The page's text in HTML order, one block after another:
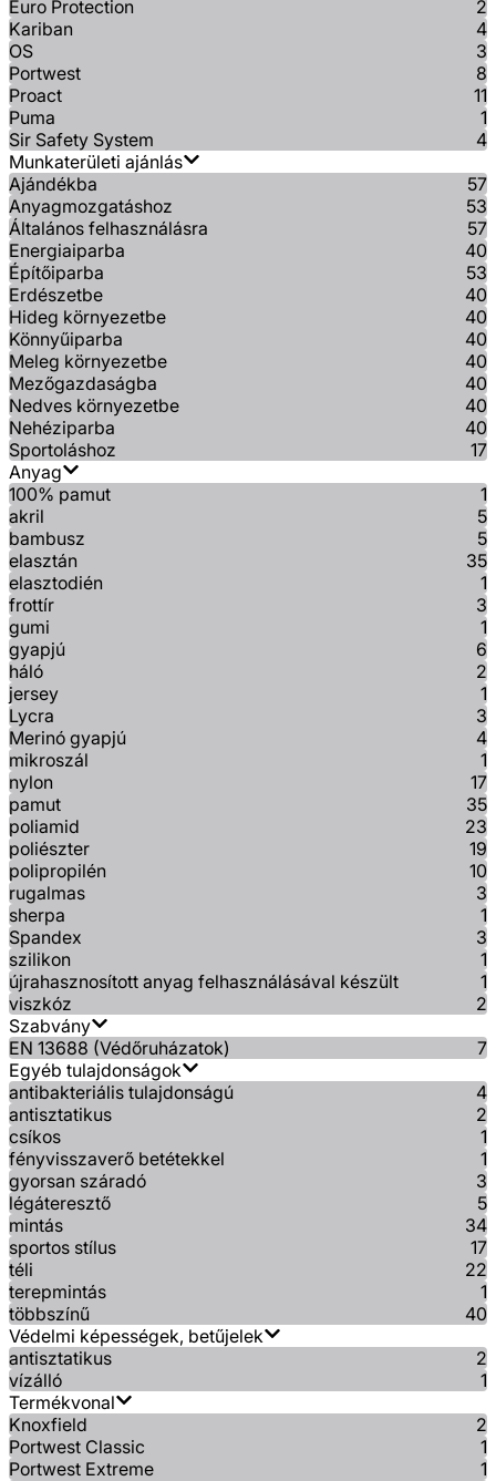
Euro Protection
2
Kariban
4
OS
3
Portwest
8
Proact
11
Puma
1
Sir Safety System
4
Munkaterületi ajánlás
Ajándékba
57
Anyagmozgatáshoz
53
Általános felhasználásra
57
Energiaiparba
40
Építőiparba
53
Erdészetbe
40
Hideg környezetbe
40
Könnyűiparba
40
Meleg környezetbe
40
Mezőgazdaságba
40
Nedves környezetbe
40
Nehéziparba
40
Sportoláshoz
17
Anyag
100% pamut
1
akril
5
bambusz
5
elasztán
35
elasztodién
1
frottír
3
gumi
1
gyapjú
6
háló
2
jersey
1
Lycra
3
Merinó gyapjú
4
mikroszál
1
nylon
17
pamut
35
poliamid
23
poliészter
19
polipropilén
10
rugalmas
3
sherpa
1
Spandex
3
szilikon
1
újrahasznosított anyag felhasználásával készült
1
viszkóz
2
Szabvány
EN 13688 (Védőruházatok)
7
Egyéb tulajdonságok
antibakteriális tulajdonságú
4
antisztatikus
2
csíkos
1
fényvisszaverő betétekkel
1
gyorsan száradó
3
légáteresztő
5
mintás
34
sportos stílus
17
téli
22
terepmintás
1
többszínű
40
Védelmi képességek, betűjelek
antisztatikus
2
vízálló
1
Termékvonal
Knoxfield
2
Portwest Classic
1
Portwest Extreme
1